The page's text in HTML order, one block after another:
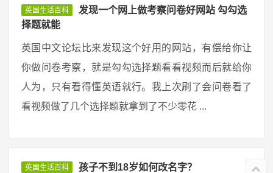
英国生活百科
发现一个网上做考察问卷好网站 勾勾选
择题就能
英国中文论坛比来发现这个好用的网站，有偿给你让
你做问卷考察，就是勾勾选择题看看视频而后就给你
人为，只有看得懂英语就行。我上次刷了会问卷看了
看视频做了几个选择题就拿到了不少零花 ...
英国生活百科 孩子不到18岁如何改名字？